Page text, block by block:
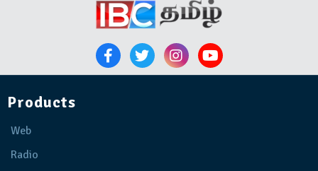
Products
Web
Radio